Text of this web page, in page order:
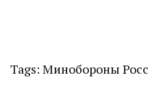
Tags: Минобороны